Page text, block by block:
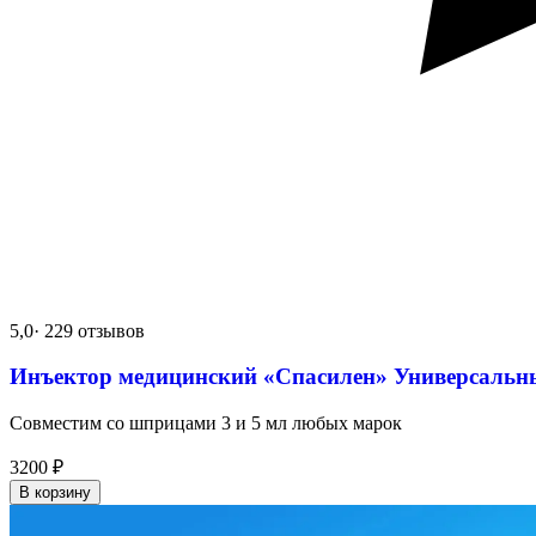
5,0· 229 отзывов
Инъектор медицинский «Спасилен»
Совместим со шприцами 3 и 5 мл любых марок
3200 ₽
В корзину